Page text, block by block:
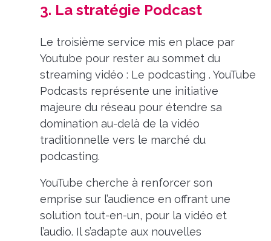
3. La stratégie Podcast
Le troisième service mis en place par
Youtube pour rester au sommet du
streaming vidéo : Le podcasting . YouTube
Podcasts représente une initiative
majeure du réseau pour étendre sa
domination au-delà de la vidéo
traditionnelle vers le marché du
podcasting.
YouTube cherche à renforcer son
emprise sur l’audience en offrant une
solution tout-en-un, pour la vidéo et
l’audio. Il s’adapte aux nouvelles